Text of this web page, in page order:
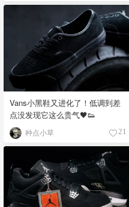
Vans小黑鞋又进化了！低调到差
点没发现它这么贵气🖤👟
种点小草 21